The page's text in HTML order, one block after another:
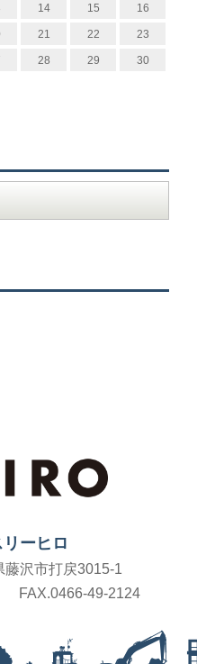
14 15 16
21 22 23
28 29 30
ーヒロ
藤沢市打戻3015-1
FAX.0466-49-2124